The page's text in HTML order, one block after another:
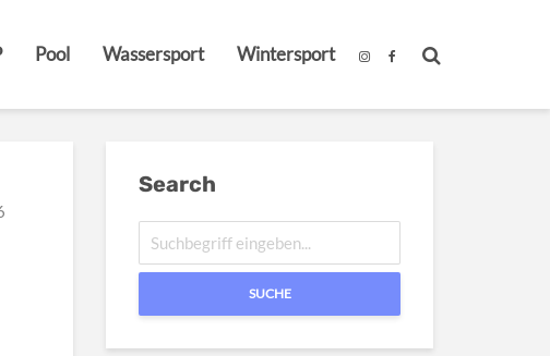
Pool Wassersport Wintersport
Search
SUCHE